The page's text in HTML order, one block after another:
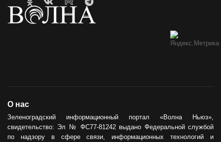
О нас
Зеленоградский информационный портал «Волна Ньюз»,
свидетельство: Эл № ФС77-81242 выдано Федеральной службой
по надзору в сфере связи, информационных технологий и